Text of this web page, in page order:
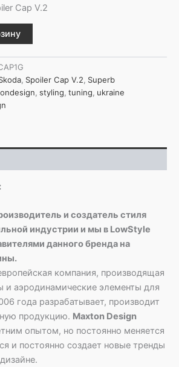
Cap V.2
, Spoiler Cap V.2, Superb
, styling, tuning, ukraine
и создатель стиля
индустрии и мы в LowStyle
данного бренда на
компания, производящая
и аэродинамические элементы для
года разрабатывает, производит
продукцию. Maxton Design
опытом, но постоянно меняется
и постоянно создает новые тренды